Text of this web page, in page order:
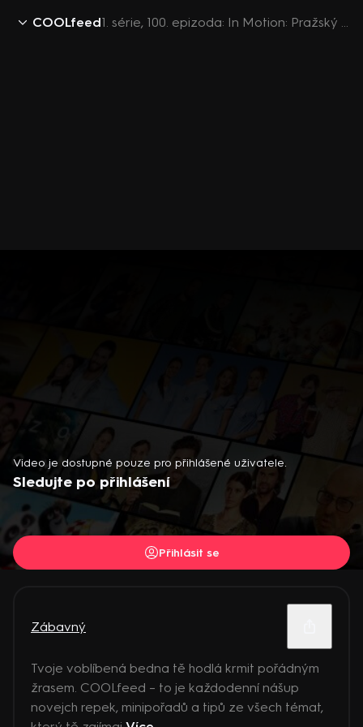
COOLfeed 1. série, 100. epizoda: In Motion: Pražský parkour jam
Video je dostupné pouze pro přihlášené uživatele.
Sledujte po přihlášení
Přihlásit se
Zábavný
Tvoje voblíbená bedna tě hodlá krmit pořádným
žrasem. COOLfeed – to je každodenní nášup
novejch repek, minipořadů a tipů ze všech témat,